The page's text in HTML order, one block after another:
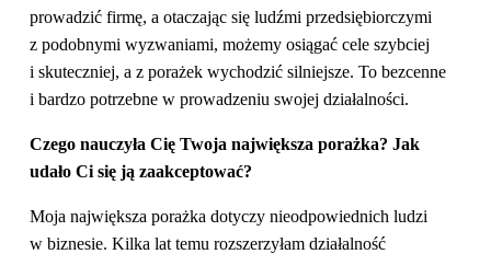
prowadzić firmę, a otaczając się ludźmi przedsiębiorczymi
z podobnymi wyzwaniami, możemy osiągać cele szybciej
i skuteczniej, a z porażek wychodzić silniejsze. To bezcenne
i bardzo potrzebne w prowadzeniu swojej działalności.
Czego nauczyła Cię Twoja największa porażka? Jak
udało Ci się ją zaakceptować?
Moja największa porażka dotyczy nieodpowiednich ludzi
w biznesie. Kilka lat temu rozszerzyłam działalność